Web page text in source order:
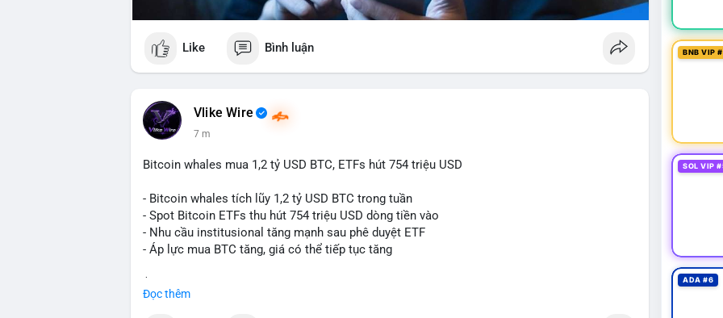
Like Bình luận
Vlike Wire
7 m
Bitcoin whales mua 1,2 tỷ USD BTC, ETFs hút 754 triệu USD
- Bitcoin whales tích lũy 1,2 tỷ USD BTC trong tuần
- Spot Bitcoin ETFs thu hút 754 triệu USD dòng tiền vào
- Nhu cầu institusional tăng mạnh sau phê duyệt ETF
- Áp lực mua BTC tăng, giá có thể tiếp tục tăng
Đọc thêm
BNB VIP
SOL VIP
ADA #6